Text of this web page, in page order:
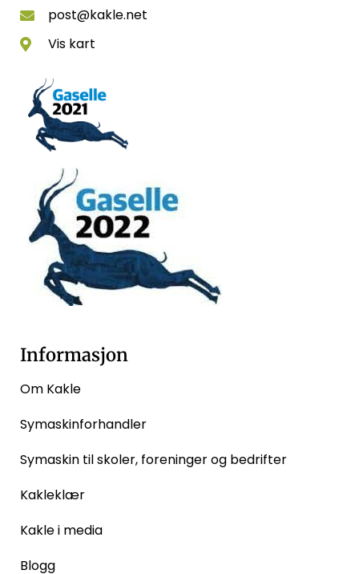
post@kakle.net
Vis kart
Informasjon
Om Kakle
Symaskinforhandler
Symaskin til skoler, foreninger og bedrifter
Kakleklær
Kakle i media
Blogg